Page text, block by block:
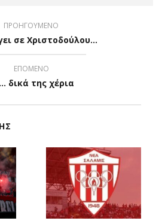
ΠΡΟΗΓΟΥΜΕΝΟ
σε Χριστοδούλου…
ΕΠΟΜΕΝΟ
δικά της χέρια